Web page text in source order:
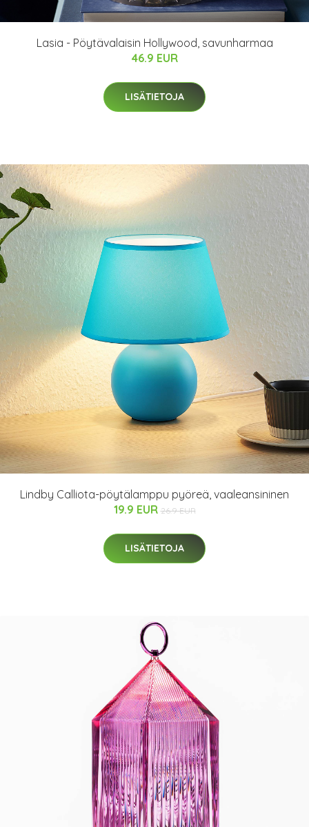
Lasia - Pöytävalaisin Hollywood, savunharmaa
46.9 EUR
LISÄTIETOJA
Lindby Calliota-pöytälamppu pyöreä, vaaleansininen
19.9 EUR 26.9 EUR
LISÄTIETOJA